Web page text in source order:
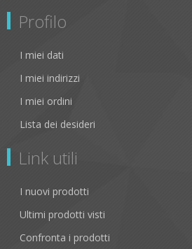
Profilo
I miei dati
I miei indirizzi
I miei ordini
Lista dei desideri
Link utili
I nuovi prodotti
Ultimi prodotti visti
Confronta i prodotti